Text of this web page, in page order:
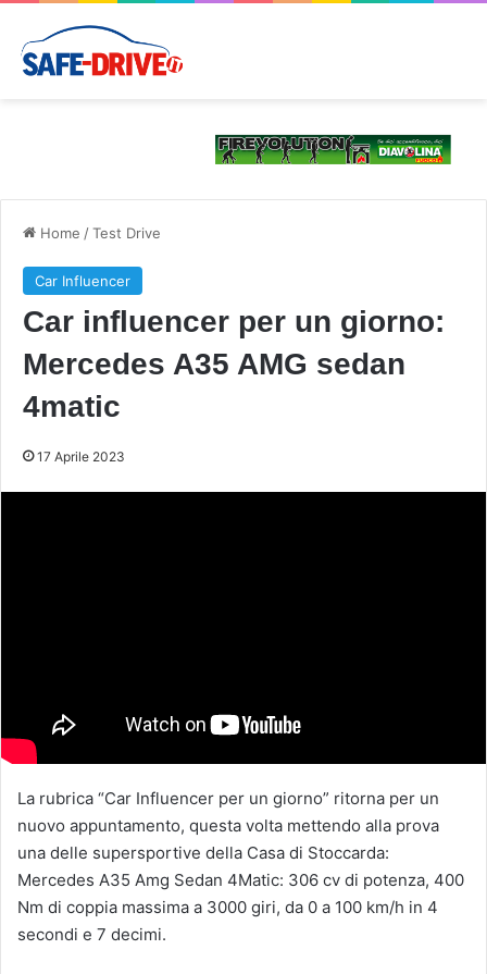
Home /Test Drive
Car Influencer
Car influencer per un giorno:
Mercedes A35 AMG sedan
4matic
17 Aprile 2023
La rubrica “Car Influencer per un giorno” ritorna per un
nuovo appuntamento, questa volta mettendo alla prova
una delle supersportive della Casa di Stoccarda:
Mercedes A35 Amg Sedan 4Matic: 306 cv di potenza, 400
Nm di coppia massima a 3000 giri, da 0 a 100 km/h in 4
secondi e 7 decimi.